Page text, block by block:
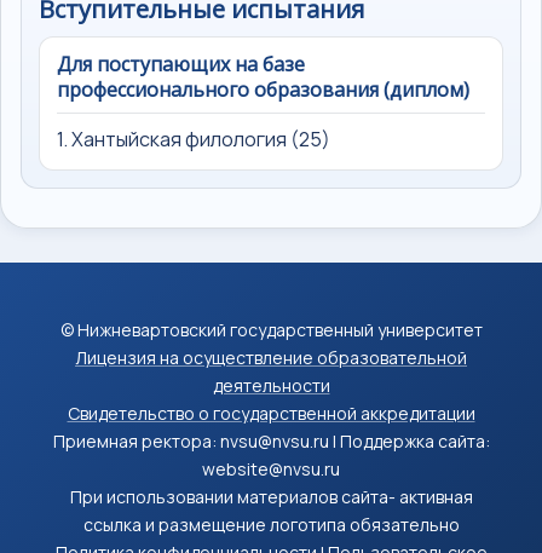
Вступительные испытания
Для поступающих на базе
профессионального образования (диплом)
1. Хантыйская филология (25)
© Нижневартовский государственный университет
Лицензия на осуществление образовательной
деятельности
Свидетельство о государственной аккредитации
Приемная ректора: nvsu@nvsu.ru | Поддержка сайта:
website@nvsu.ru
При использовании материалов сайта- активная
ссылка и размещение логотипа обязательно